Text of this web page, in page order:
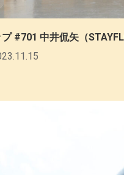
#701 中井侃矢（